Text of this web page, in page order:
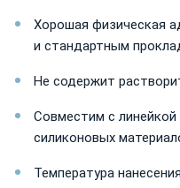
Хорошая физическая
и стандартным
Не содержит
Совместим с
силиконовых
Температура